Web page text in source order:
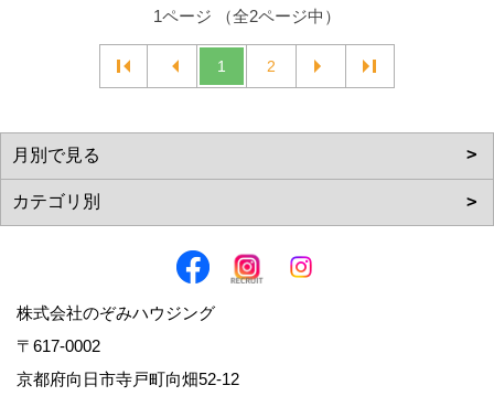
1ページ （全2ページ中）
1 2
株式会社のぞみハウジング
〒617-0002
京都府向日市寺戸町向畑52-12